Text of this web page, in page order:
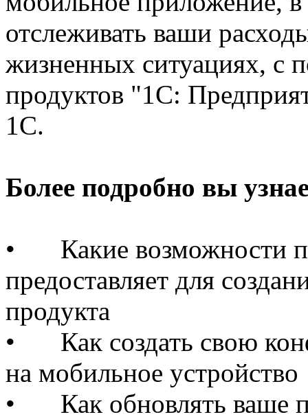
отслеживать ваши
жизненных ситуациях,
продуктов "1С:
1С.
Более подробно вы
•
Какие возможности
предоставляет для
продукта
•
Как создать свою
на мобильное устройство
•
Как обновлять ваше